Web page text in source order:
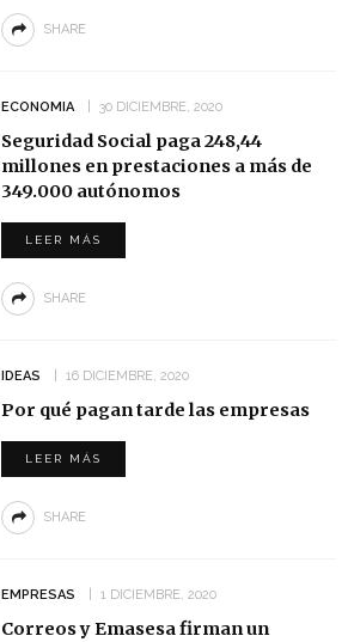
SHARE
ECONOMIA 30 DICIEMBRE, 2020
Seguridad Social paga 248,44
millones en prestaciones a más de
349.000 autónomos
LEER MÁS
SHARE
IDEAS 16 DICIEMBRE, 2020
Por qué pagan tarde las empresas
LEER MÁS
SHARE
EMPRESAS 1 DICIEMBRE, 2020
Correos y Emasesa firman un